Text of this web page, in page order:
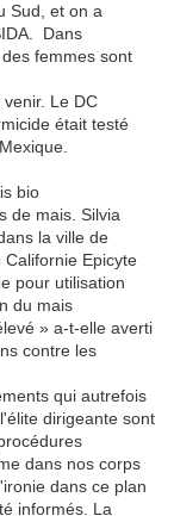
Sud, et on a
Dans
femmes sont
Le DC
était testé
bio
de mais. Silvia
la ville de
Epicyte
pour utilisation
du mais
» a-t-elle averti
contre les
qui autrefois
dirigeante sont
dans nos corps
dans ce plan
informés. La